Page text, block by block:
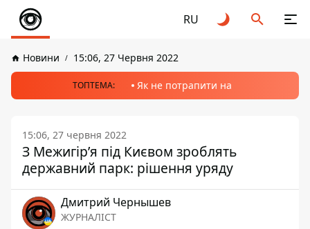
RU
Новини 15:06, 27 Червня 2022
ТОПТЕМА: Як не потрапити на
15:06, 27 червня 2022
З Межигір’я під Києвом зроблять
державний парк: рішення уряду
Дмитрий Чернышев
ЖУРНАЛІСТ